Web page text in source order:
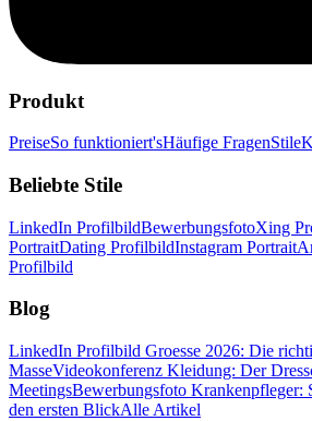
Produkt
PreiseSo funktioniert'sHäufige FragenStile
Beliebte Stile
LinkedIn ProfilbildBewerbungsfotoXing
PortraitDating ProfilbildInstagram Portrait
Profilbild
Blog
LinkedIn Profilbild Groesse 2026: Die
MasseVideokonferenz Kleidung: Der
MeetingsBewerbungsfoto Krankenpfleger:
den ersten BlickAlle Artikel